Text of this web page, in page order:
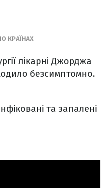
КРАЇНАХ
лікарні Джорджа
безсимптомно.
та запалені